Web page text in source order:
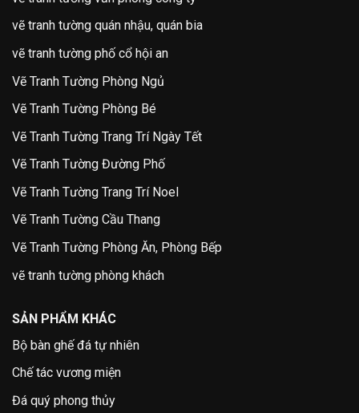
vẽ tranh tường quán nhậu, quán bia
vẽ tranh tường phố cổ hội an
Vẽ Tranh Tường Phòng Ngủ
Vẽ Tranh Tường Phòng Bé
Vẽ Tranh Tường Trang Trí Ngày Tết
Vẽ Tranh Tường Đường Phố
Vẽ Tranh Tường Trang Trí Noel
Vẽ Tranh Tường Cầu Thang
Vẽ Tranh Tường Phòng Ăn, Phòng Bếp
vẽ tranh tường phòng khách
SẢN PHẨM KHÁC
Bộ bàn ghế đá tự nhiên
Chế tác vương miện
Đá quý phong thủy